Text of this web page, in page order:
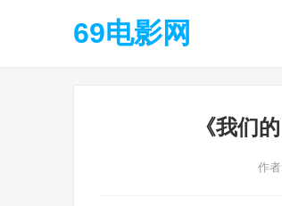
69电影网
《我们
作